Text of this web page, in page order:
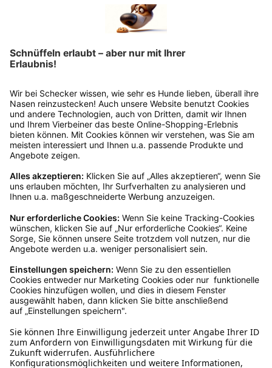
anschließend sicher und klebe das
Rücksendeetikett auf das Paket. Dieses kannst du
dir in deinem Kundenkonto anfordern. Hast du als
Gast bestellt, schreibe uns eine Email an
verkauf@schecker.de oder rufe zu unseren
Rücksendeetikett zukommen.
Kundenservice
Mo – Fr 9 – 17 Uhr, Sa 9 – 13 Uhr
Ruf uns an
04942-60 64 080
Schreibe uns
verkauf@schecker.de
WhatsApp Support
+49 1520 8997191